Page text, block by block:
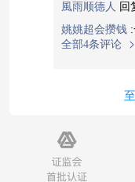
風雨顺德人 回
姚姚超会攒钱 :
全部4条评论